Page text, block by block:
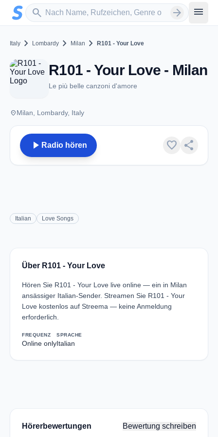
Zum Hauptinhalt springen
search
Sender suchen arrow_forward menu
Italy chevron_right Lombardy chevron_right Milan chevron_right R101 - Your Love
R101 - Your Love - Milan
Le più belle canzoni d'amore
placeMilan, Lombardy, Italy
play_arrow Radio hören favorite share
Italian Love Songs
Über R101 - Your Love
Hören Sie R101 - Your Love live online — ein in Milan
ansässiger Italian-Sender. Streamen Sie R101 - Your
Love kostenlos auf Streema — keine Anmeldung
erforderlich.
FREQUENZ
Online only
SPRACHE
Italian
Hörerbewertungen Bewertung schreiben